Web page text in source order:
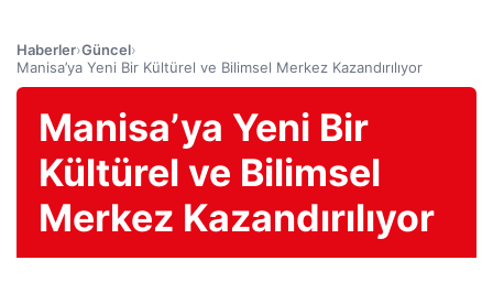
Haberler›Güncel›
Manisa’ya Yeni Bir Kültürel ve Bilimsel Merkez Kazandırılıyor
Manisa’ya Yeni Bir
Kültürel ve Bilimsel
Merkez Kazandırılıyor